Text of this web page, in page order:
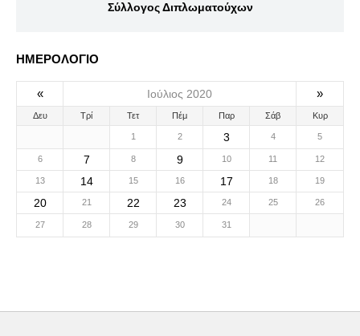
Σύλλογος Διπλωματούχων
ΗΜΕΡΟΛΟΓΙΟ
« Ιούλιος 2020 »
Δευ Τρί Τετ Πέμ Παρ Σάβ Κυρ
1 2 3 4 5
6 7 8 9 10 11 12
13 14 15 16 17 18 19
20 21 22 23 24 25 26
27 28 29 30 31